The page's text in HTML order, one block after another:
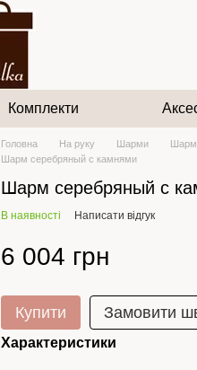
Комплекти
Головна На руку Шарми
Шарм серебряный с камнями
Шарм серебряный с
В наявності Написати відгук
6 004 грн
Купити Замовити
Характеристики